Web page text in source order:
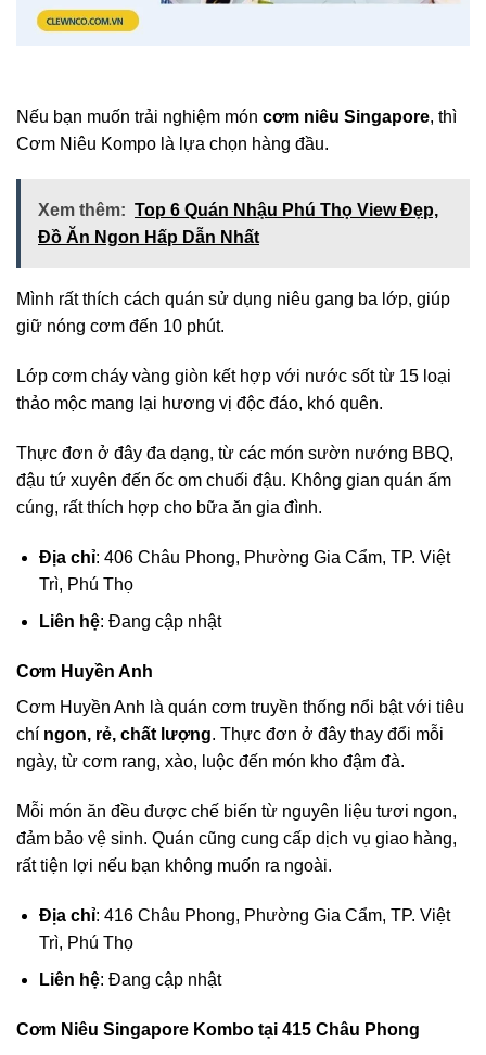
Nếu bạn muốn trải nghiệm món cơm niêu Singapore, thì
Cơm Niêu Kompo là lựa chọn hàng đầu.
Xem thêm: Top 6 Quán Nhậu Phú Thọ View Đẹp,
Đồ Ăn Ngon Hấp Dẫn Nhất
Mình rất thích cách quán sử dụng niêu gang ba lớp, giúp
giữ nóng cơm đến 10 phút.
Lớp cơm cháy vàng giòn kết hợp với nước sốt từ 15 loại
thảo mộc mang lại hương vị độc đáo, khó quên.
Thực đơn ở đây đa dạng, từ các món sườn nướng BBQ,
đậu tứ xuyên đến ốc om chuối đậu. Không gian quán ấm
cúng, rất thích hợp cho bữa ăn gia đình.
Địa chỉ: 406 Châu Phong, Phường Gia Cẩm, TP. Việt
Trì, Phú Thọ
Liên hệ: Đang cập nhật
Cơm Huyền Anh
Cơm Huyền Anh là quán cơm truyền thống nổi bật với tiêu
chí ngon, rẻ, chất lượng. Thực đơn ở đây thay đổi mỗi
ngày, từ cơm rang, xào, luộc đến món kho đậm đà.
Mỗi món ăn đều được chế biến từ nguyên liệu tươi ngon,
đảm bảo vệ sinh. Quán cũng cung cấp dịch vụ giao hàng,
rất tiện lợi nếu bạn không muốn ra ngoài.
Địa chỉ: 416 Châu Phong, Phường Gia Cẩm, TP. Việt
Trì, Phú Thọ
Liên hệ: Đang cập nhật
Cơm Niêu Singapore Kombo tại 415 Châu Phong